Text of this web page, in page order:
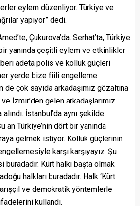
eylem düzenliyor. Türkiye ve
yapıyor” dedi.
Çukurova’da, Serhat’ta, Türkiye
yanında çeşitli eylem ve etkinlikler
adeta polis ve kolluk güçleri
yerde bize fiili engelleme
çok sayıda arkadaşımız gözaltına
ve İzmir’den gelen arkadaşlarımız
İstanbul’da aynı şekilde
an Türkiye’nin dört bir yanında
gelmek istiyor. Kolluk güçlerinin
karşı karşıyayız. Şu
buradadır. Kürt halkı başta olmak
halkları buradadır. Halk ‘Kürt
ve demokratik yöntemlerle
kullandı.